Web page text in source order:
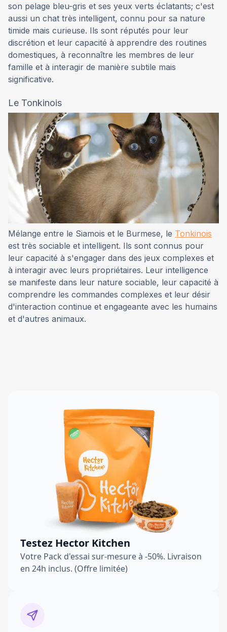
son pelage bleu-gris et ses yeux verts éclatants; c'est
aussi un chat très intelligent, connu pour sa nature
timide mais curieuse. Ils sont réputés pour leur
discrétion et leur capacité à apprendre des routines
domestiques, à reconnaître les membres de leur
famille et à interagir de manière subtile mais
significative.
Le Tonkinois
Mélange entre le Siamois et le Burmese, le Tonkinois
est très sociable et intelligent. Ils sont connus pour
leur capacité à s'engager dans des jeux complexes et
à interagir avec leurs propriétaires. Leur intelligence
se manifeste dans leur nature sociable, leur capacité à
comprendre les commandes complexes et leur désir
d'interaction continue et engageante avec les humains
et d'autres animaux.
Testez Hector Kitchen
Votre Pack d'essai sur-mesure à -50%. Livraison
en 24h inclus. (Offre limitée)